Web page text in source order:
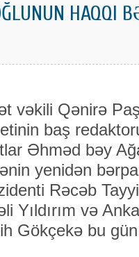
HAQQI
vəkili Qənirə
baş
Əhməd bəy
yenidən
Rəcəb
Yıldırım və
Gökçekə bu